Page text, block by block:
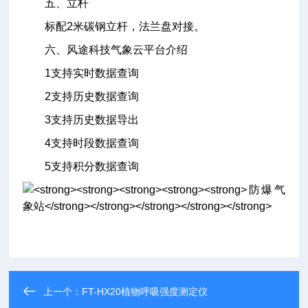
五、立杆
标配2米碳钢立杆，法兰盘对接。
六、风途科技气象云平台介绍
1支持实时数据查询
2支持历史数据查询
3支持历史数据导出
4支持时段数据查询
5支持积分数据查询
上一个： FT-HX20植物呼吸强度测定仪